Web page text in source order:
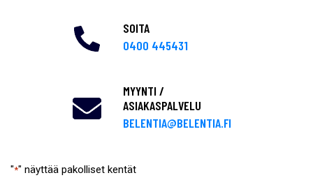
"*" näyttää pakolliset kentät
SOITA
0400 445431
MYYNTI /
ASIAKASPALVELU
BELENTIA@BELENTIA.FI